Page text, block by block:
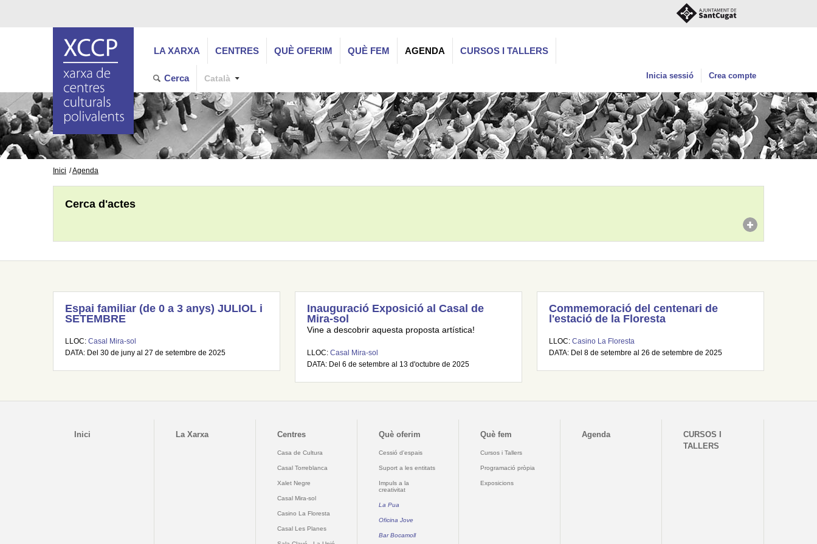
LA XARXA CENTRES QUÈ OFERIM QUÈ FEM AGENDA CURSOS I TALLERS
Cerca Català Inicia sessió Crea compte
Inici Agenda
Cerca d'actes
Espai familiar (de 0 a 3 anys) JULIOL i
SETEMBRE
LLOC: Casal Mira-sol
DATA: Del 30 de juny al 27 de setembre de 2025
Inauguració Exposició al Casal de
Mira-sol
Vine a descobrir aquesta proposta artística!
LLOC: Casal Mira-sol
DATA: Del 6 de setembre al 13 d'octubre de 2025
Commemoració del centenari de
l'estació de la Floresta
LLOC: Casino La Floresta
DATA: Del 8 de setembre al 26 de setembre de 2025
Inici La Xarxa Centres
Casa de Cultura
Casal Torreblanca
Xalet Negre
Casal Mira-sol
Casino La Floresta
Casal Les Planes
Què oferim
Cessió d'espais
Suport a les entitats
Impuls a la
creativitat
La Pua
Oficina Jove
Bar Bocamoll
Què fem
Cursos i Tallers
Programació pròpia
Exposicions
Agenda
CURSOS I
TALLERS